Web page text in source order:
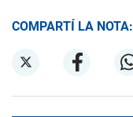
COMPARTÍ LA NOTA: